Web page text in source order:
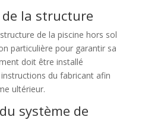
la structure
de la piscine hors sol
particulière pour garantir sa
doit être installé
du fabricant afin
ultérieur.
système de